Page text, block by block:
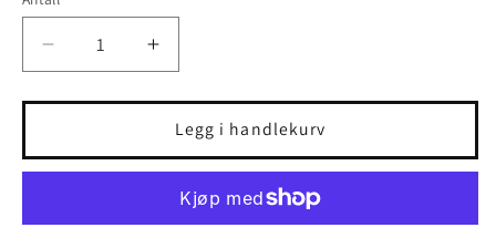
antallet
for
2-
2007
Maskulin
Øk
antallet
for
2-
2007
Feminin/
Maskulin
Legg i handlekurv